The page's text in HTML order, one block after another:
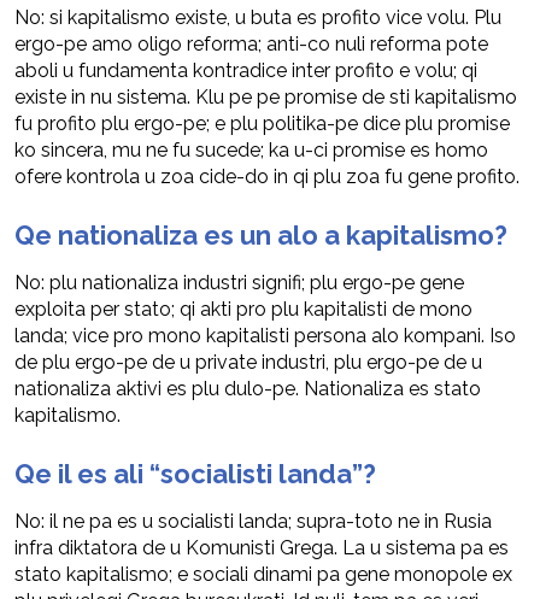
No: si kapitalismo existe, u buta es profito vice volu. Plu
ergo-pe amo oligo reforma; anti-co nuli reforma pote
aboli u fundamenta kontradice inter profito e volu; qi
existe in nu sistema. Klu pe pe promise de sti kapitalismo
fu profito plu ergo-pe; e plu politika-pe dice plu promise
ko sincera, mu ne fu sucede; ka u-ci promise es homo
ofere kontrola u zoa cide-do in qi plu zoa fu gene profito.
Qe nationaliza es un alo a kapitalismo?
No: plu nationaliza industri signifi; plu ergo-pe gene
exploita per stato; qi akti pro plu kapitalisti de mono
landa; vice pro mono kapitalisti persona alo kompani. Iso
de plu ergo-pe de u private industri, plu ergo-pe de u
nationaliza aktivi es plu dulo-pe. Nationaliza es stato
kapitalismo.
Qe il es ali “socialisti landa”?
No: il ne pa es u socialisti landa; supra-toto ne in Rusia
infra diktatora de u Komunisti Grega. La u sistema pa es
stato kapitalismo; e sociali dinami pa gene monopole ex